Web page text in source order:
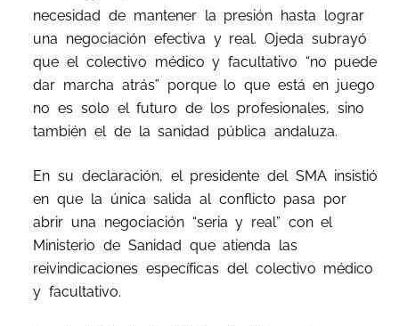
necesidad de mantener la presión hasta lograr
una negociación efectiva y real. Ojeda subrayó
que el colectivo médico y facultativo “no puede
dar marcha atrás” porque lo que está en juego
no es solo el futuro de los profesionales, sino
también el de la sanidad pública andaluza.
En su declaración, el presidente del SMA insistió
en que la única salida al conflicto pasa por
abrir una negociación “seria y real” con el
Ministerio de Sanidad que atienda las
reivindicaciones específicas del colectivo médico
y facultativo.